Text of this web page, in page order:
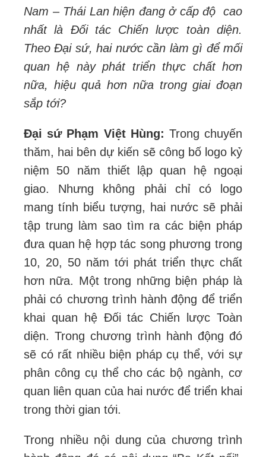
Nam – Thái Lan hiện đang ở cấp độ cao
nhất là Đối tác Chiến lược toàn diện.
Theo Đại sứ, hai nước cần làm gì để mối
quan hệ này phát triển thực chất hơn
nữa, hiệu quả hơn nữa trong giai đoạn
sắp tới?
Đại sứ Phạm Việt Hùng: Trong chuyến
thăm, hai bên dự kiến sẽ công bố logo kỷ
niệm 50 năm thiết lập quan hệ ngoại
giao. Nhưng không phải chỉ có logo
mang tính biểu tượng, hai nước sẽ phải
tập trung làm sao tìm ra các biện pháp
đưa quan hệ hợp tác song phương trong
10, 20, 50 năm tới phát triển thực chất
hơn nữa. Một trong những biện pháp là
phải có chương trình hành động để triển
khai quan hệ Đối tác Chiến lược Toàn
diện. Trong chương trình hành động đó
sẽ có rất nhiều biện pháp cụ thể, với sự
phân công cụ thể cho các bộ ngành, cơ
quan liên quan của hai nước để triển khai
trong thời gian tới.
Trong nhiều nội dung của chương trình